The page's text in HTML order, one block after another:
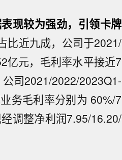
现较为强劲，引领卡牌
比近九成，公司于2021/
亿元，毛利率水平接近7
司2021/2022/2023Q1-
务毛利率分别为 60%/7
调整净利润7.95/16.20/